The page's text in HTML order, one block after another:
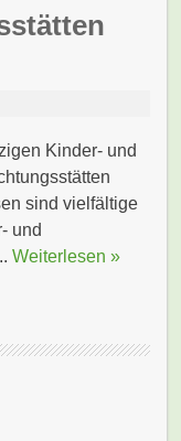
Kinder- und
sind vielfältige
und
Weiterlesen »